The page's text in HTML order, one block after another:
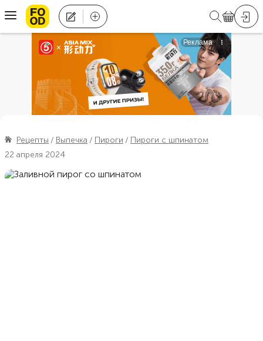
Рецепты Выпечка Пироги
Пироги с шпинатом
22 апреля 2024